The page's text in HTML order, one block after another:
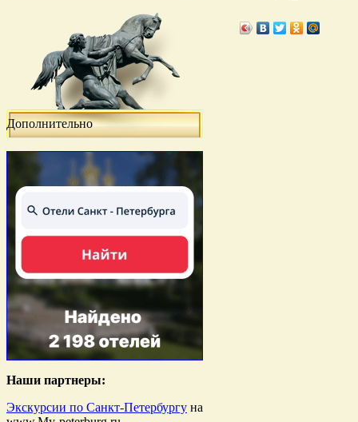
Дополнительно
Наши партнеры:
Экскурсии по Санкт-Петербургу на